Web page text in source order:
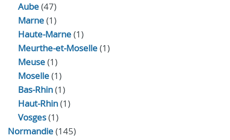
Aube(47)
Marne(1)
Haute-Marne(1)
Meurthe-et-Moselle(1)
Meuse(1)
Moselle(1)
Bas-Rhin(1)
Haut-Rhin(1)
Vosges(1)
Normandie(145)